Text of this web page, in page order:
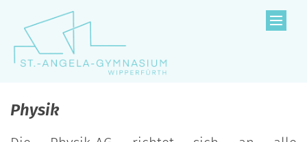
Zum Inhalt springen
Physik